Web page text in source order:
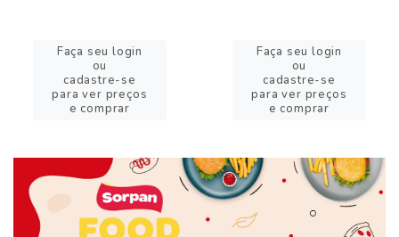
Faça seu login
ou
cadastre-se
para ver preços
e comprar
Faça seu login
ou
cadastre-se
para ver preços
e comprar